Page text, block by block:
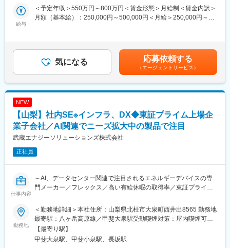
務へのチャレンジも積極的に支援しています。
度化、他部門へのキャリアチェンジも可能です。
働きやすさやダイバーシティ推進に注力し、えるぼし認定（三つ
星）を取得。安定した経営基盤と働き方改革を推進しています。
はじめとした様々な業界に新たな価値を提供しています。
しています。
しかし現在、現場を支えてきたベテラン人材の高齢化が進み、技
術継承の課題が浮上しているのと同時に、新工場の立上げに伴う
新品種や設備性能拡大に伴ない、化工機、空調装置、ウェブハン
ドリング装置の設備導入や設備改善が必要になっており設計、製
作、工事、導入後の性能確認まで一連のエンジニアリング業務を
製膜プラント装置技術者として設備投資立案から装置設計、改良
保全、生産効率化、日々のオペレーションまで幅広くお任せしま
新工場建設・新規導入などプラントエンジについては業者調整、
工事・安全・予算の管理も実行していただきます。
その中で設備故障、効率化に向けた課題の抽出、真因掘り下げ、
対策検討し実行に移していただきます。
給与
＜予定年収＞550万円～800万円＜賃金形態＞月給制＜賃金内訳＞
月額（基本給）：250,000円～500,000円＜月給＞250,000円～
下する可能性があります。月給(月額)は固定手当を含めた表記で
す。
気になる 応募依頼する
（エージェントサービス）
NEW
【山梨】社内SE※インフラ、DX◆東証プライム上場企
業子会社／AI関連でニーズ拡大中の製品で注目
武蔵エナジーソリューションズ株式会社
正社員
仕事内容
～AI、データセンター関連で注目されるエネルギーデバイスの専
門メーカー／フレックス／高い有給休暇の取得率／東証プライム
通勤手当あり（適用条件あり）、単身赴任手当あり／事業拡大に
よる増員募集
■業務内容：
・社内IT端末の管理/サーバー管理
勤務地
＜勤務地詳細＞本社住所：山梨県北杜市大泉町西井出8565 勤務地
最寄駅：八ヶ岳高原線／甲斐大泉駅受動喫煙対策：屋内喫煙可能
場所あり変更の範囲：会社の定める事業所（リモートワーク含
む）
【最寄り駅】
甲斐大泉駅、甲斐小泉駅、長坂駅